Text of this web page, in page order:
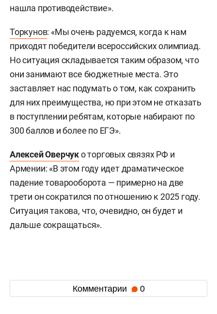
нашла противодействие».
Торкунов: «Мы очень радуемся, когда к нам
приходят победители всероссийских олимпиад.
Но ситуация складывается таким образом, что
они занимают все бюджетные места. Это
заставляет нас подумать о том, как сохранить
для них преимущества, но при этом не отказать
в поступлении ребятам, которые набирают по
300 баллов и более по ЕГЭ».
Алексей Оверчуко торговых связях РФ и
Армении: «В этом году идет драматическое
падение товарооборота — примерно на две
трети он сократился по отношению к 2025 году.
Ситуация такова, что, очевидно, он будет и
дальше сокращаться».
Комментарии 0